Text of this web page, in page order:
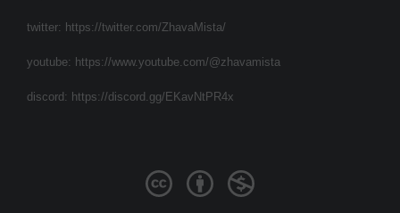
twitter: https://twitter.com/ZhavaMista/
youtube: https://www.youtube.com/@zhavamista
discord: https://discord.gg/EKavNtPR4x